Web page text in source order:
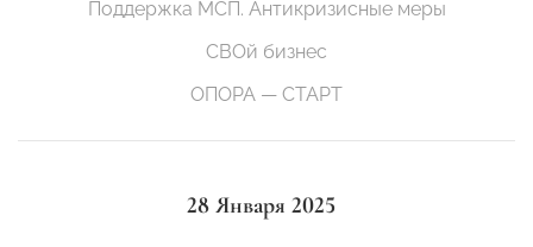
Поддержка МСП. Антикризисные меры
СВОй бизнес
ОПОРА — СТАРТ
28 Января 2025